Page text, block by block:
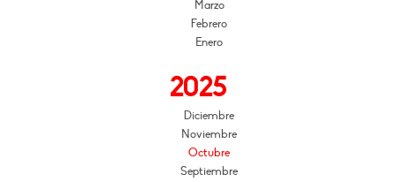
Marzo
Febrero
Enero
2025
Diciembre
Noviembre
Octubre
Septiembre